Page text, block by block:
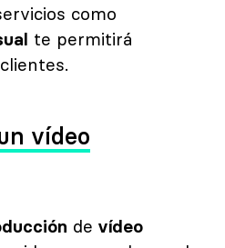
como
te permitirá
vídeo
de vídeo